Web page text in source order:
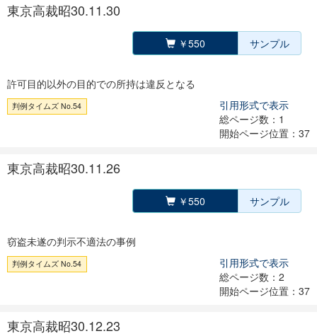
東京高裁昭30.11.30
￥550 サンプル
許可目的以外の目的での所持は違反となる
判例タイムズ No.54
引用形式で表示
総ページ数：1
開始ページ位置：37
東京高裁昭30.11.26
￥550 サンプル
窃盗未遂の判示不適法の事例
判例タイムズ No.54
引用形式で表示
総ページ数：2
開始ページ位置：37
東京高裁昭30.12.23